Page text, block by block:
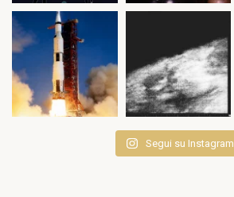
Segui su Instagram